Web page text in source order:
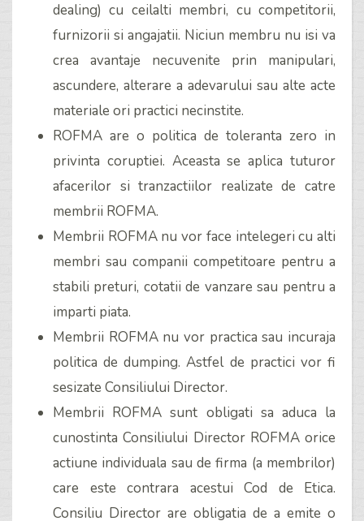
dealing) cu ceilalti membri, cu competitorii,
furnizorii si angajatii. Niciun membru nu isi va
crea avantaje necuvenite prin manipulari,
ascundere, alterare a adevarului sau alte acte
materiale ori practici necinstite.
ROFMA are o politica de toleranta zero in
privinta coruptiei. Aceasta se aplica tuturor
afacerilor si tranzactiilor realizate de catre
membrii ROFMA.
Membrii ROFMA nu vor face intelegeri cu alti
membri sau companii competitoare pentru a
stabili preturi, cotatii de vanzare sau pentru a
imparti piata.
Membrii ROFMA nu vor practica sau incuraja
politica de dumping. Astfel de practici vor fi
sesizate Consiliului Director.
Membrii ROFMA sunt obligati sa aduca la
cunostinta Consiliului Director ROFMA orice
actiune individuala sau de firma (a membrilor)
care este contrara acestui Cod de Etica.
Consiliu Director are obligatia de a emite o